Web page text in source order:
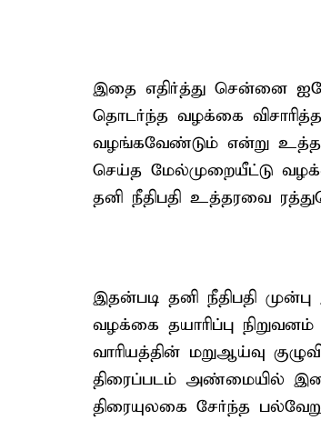
இதை எதிர்த்து சென்னை
தொடர்ந்த வழக்கை
வழங்கவேண்டும் என்று
செய்த மேல்முறையீட்டு
தனி நீதிபதி உத்தரவை
இதன்படி தனி நீதிபதி
வழக்கை தயாரிப்பு
வாரியத்தின் மறுஆய்வு
திரைப்படம் அண்மையில்
திரையுலகை சேர்ந்த